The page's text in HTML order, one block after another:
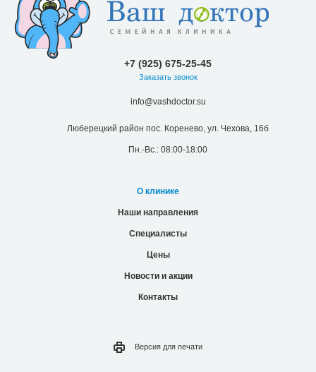
+7 (925) 675-25-45
Заказать звонок
info@vashdoctor.su
Люберецкий район пос. Коренево, ул. Чехова, 16б
Пн.-Вс.: 08:00-18:00
О клинике
Наши направления
Специалисты
Цены
Новости и акции
Контакты
Версия для печати